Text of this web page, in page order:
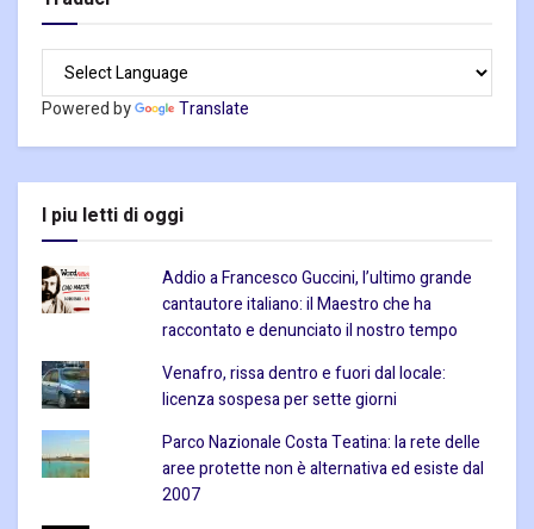
Powered by Translate
I piu letti di oggi
Addio a Francesco Guccini, l’ultimo grande
cantautore italiano: il Maestro che ha
raccontato e denunciato il nostro tempo
Venafro, rissa dentro e fuori dal locale:
licenza sospesa per sette giorni
Parco Nazionale Costa Teatina: la rete delle
aree protette non è alternativa ed esiste dal
2007